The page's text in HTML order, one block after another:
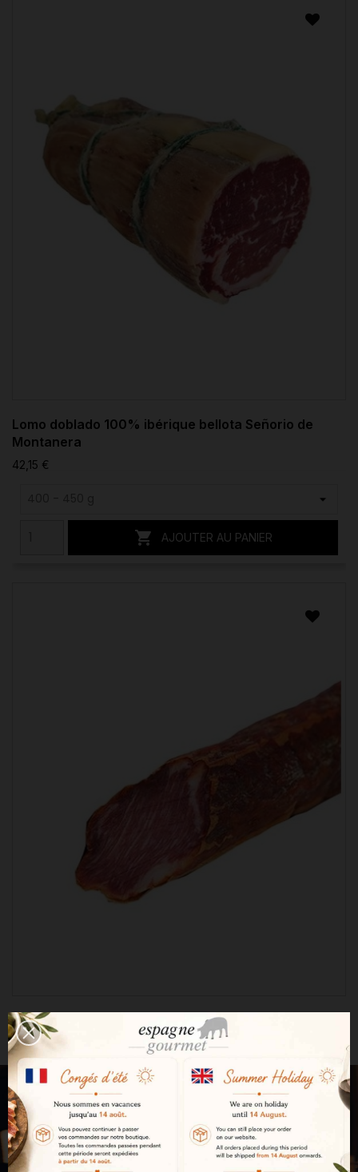
Lomo doblado 100% ibérique bellota Señorio de
Montanera
42,15 €
 AJOUTER AU PANIER
Lomo Ibérique Cebo de Campo
49,72 €
AJOUTER AU PANIER
Nous devons vérifier votre age
Vous devez avoir plus de 18 ans pour
accéder à ce site. Si vous avez